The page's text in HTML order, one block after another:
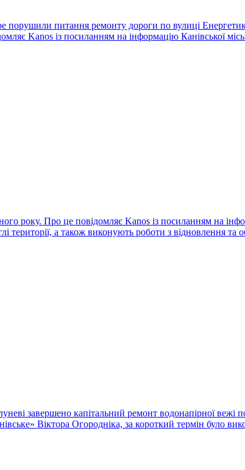
порушили питання ремонту дороги по вулиці
Kanos із посиланням на інформацію Канівської
року. Про це повідомляє Kanos із посиланням на
території, а також виконують роботи з відновлення
завершено капітальний ремонт водонапірної вежі
Віктора Огородніка, за короткий термін було